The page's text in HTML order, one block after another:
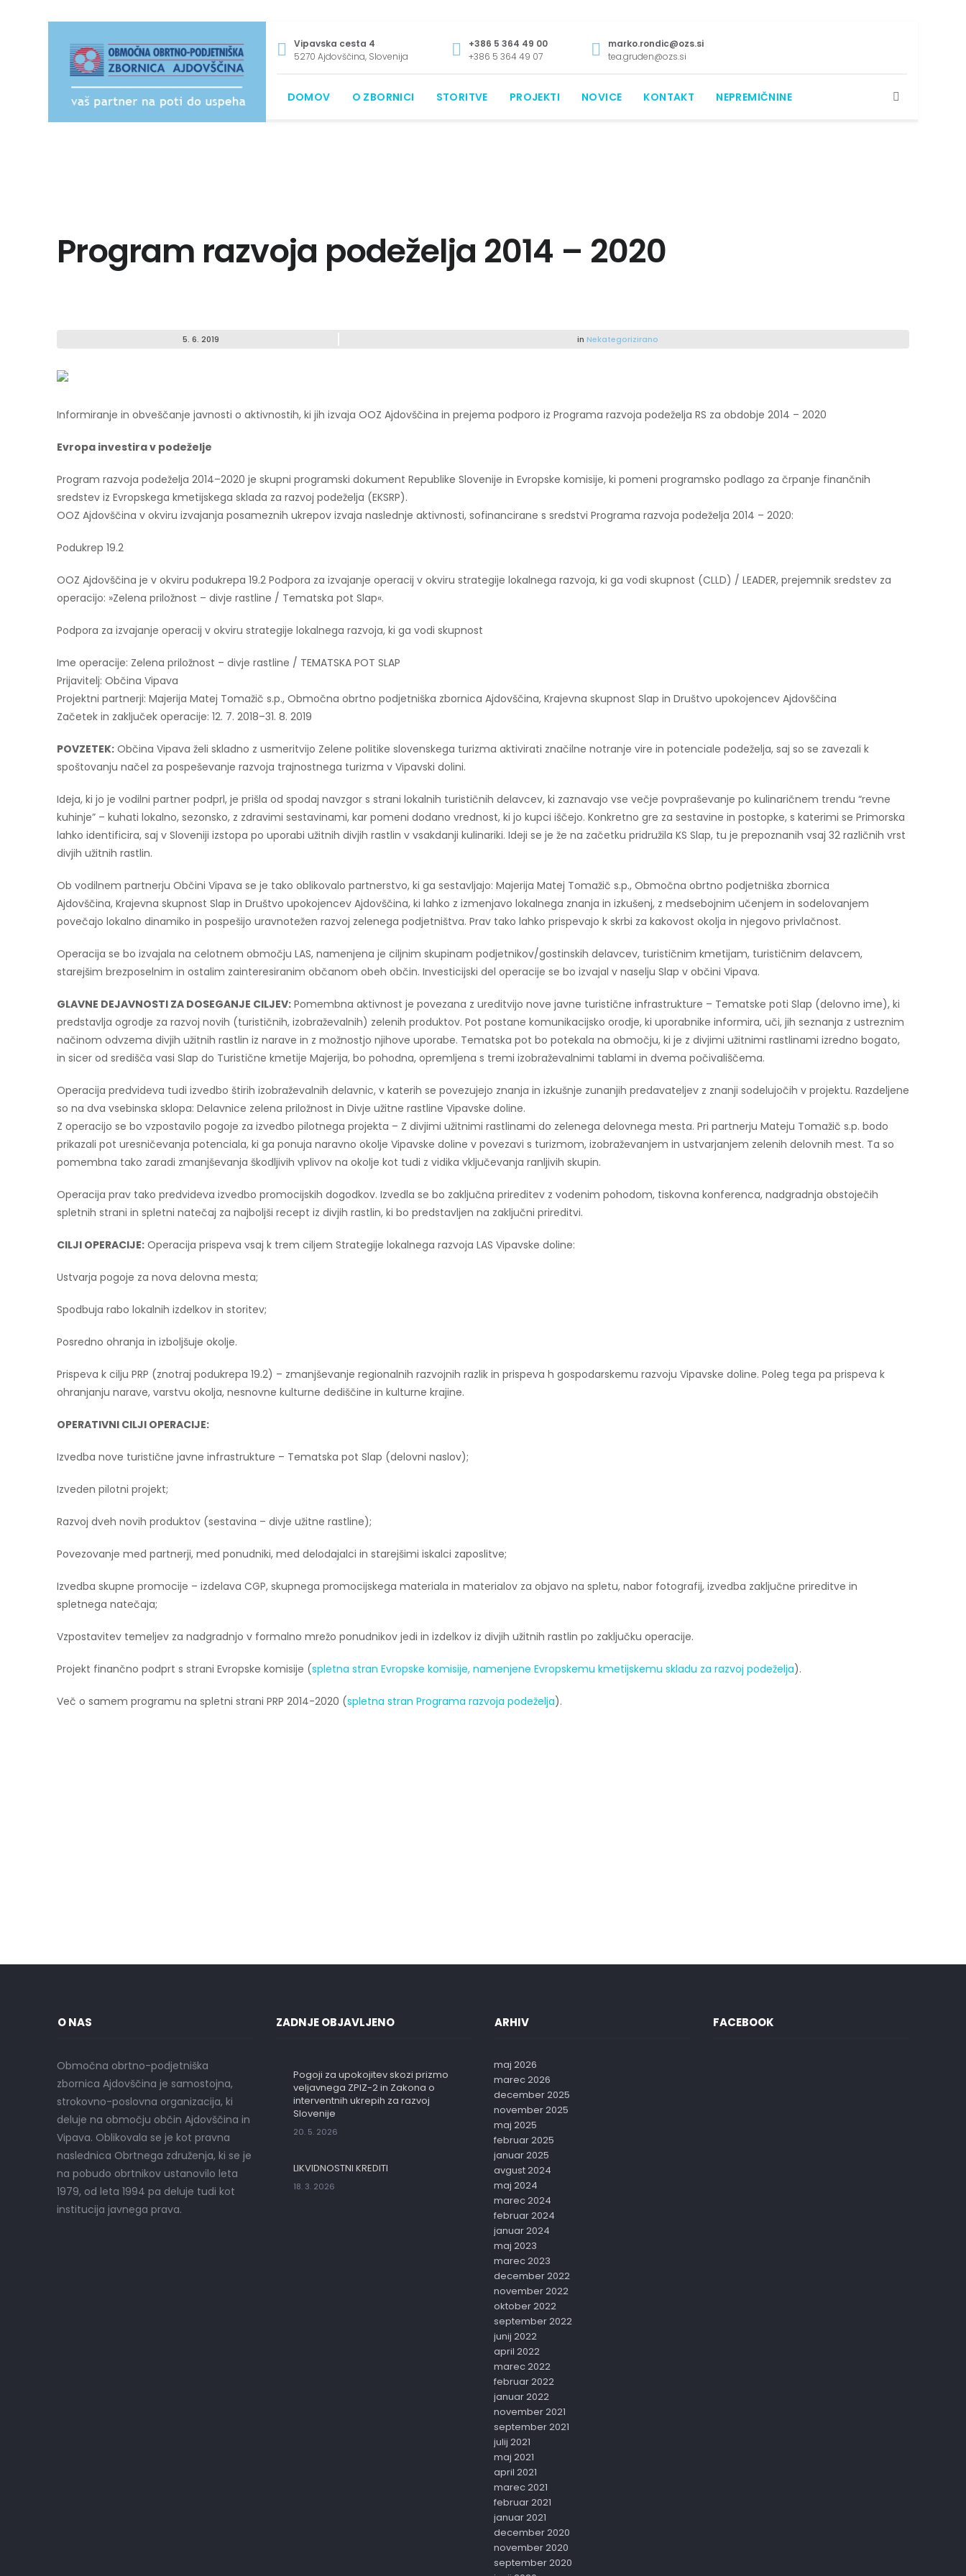
Vipavska cesta 4
5270 Ajdovščina, Slovenija
+386 5 364 49 00
+386 5 364 49 07
marko.rondic@ozs.si
tea.gruden@ozs.si
DOMOV O ZBORNICI STORITVE PROJEKTI NOVICE KONTAKT NEPREMIČNINE
Program razvoja podeželja 2014 – 2020
5. 6. 2019 in Nekategorizirano
Informiranje in obveščanje javnosti o aktivnostih, ki jih izvaja OOZ Ajdovščina in prejema podporo iz Programa razvoja podeželja RS za obdobje 2014 – 2020
Evropa investira v podeželje
Program razvoja podeželja 2014–2020 je skupni programski dokument Republike Slovenije in Evropske komisije, ki pomeni programsko podlago za črpanje finančnih
sredstev iz Evropskega kmetijskega sklada za razvoj podeželja (EKSRP).
OOZ Ajdovščina v okviru izvajanja posameznih ukrepov izvaja naslednje aktivnosti, sofinancirane s sredstvi Programa razvoja podeželja 2014 – 2020:
Podukrep 19.2
OOZ Ajdovščina je v okviru podukrepa 19.2 Podpora za izvajanje operacij v okviru strategije lokalnega razvoja, ki ga vodi skupnost (CLLD) / LEADER, prejemnik sredstev za
operacijo: »Zelena priložnost – divje rastline / Tematska pot Slap«.
Podpora za izvajanje operacij v okviru strategije lokalnega razvoja, ki ga vodi skupnost
Ime operacije: Zelena priložnost – divje rastline / TEMATSKA POT SLAP
Prijavitelj: Občina Vipava
Projektni partnerji: Majerija Matej Tomažič s.p., Območna obrtno podjetniška zbornica Ajdovščina, Krajevna skupnost Slap in Društvo upokojencev Ajdovščina
Začetek in zaključek operacije: 12. 7. 2018–31. 8. 2019
POVZETEK: Občina Vipava želi skladno z usmeritvijo Zelene politike slovenskega turizma aktivirati značilne notranje vire in potenciale podeželja, saj so se zavezali k
spoštovanju načel za pospeševanje razvoja trajnostnega turizma v Vipavski dolini.
Ideja, ki jo je vodilni partner podprl, je prišla od spodaj navzgor s strani lokalnih turističnih delavcev, ki zaznavajo vse večje povpraševanje po kulinaričnem trendu “revne
kuhinje” – kuhati lokalno, sezonsko, z zdravimi sestavinami, kar pomeni dodano vrednost, ki jo kupci iščejo. Konkretno gre za sestavine in postopke, s katerimi se Primorska
lahko identificira, saj v Sloveniji izstopa po uporabi užitnih divjih rastlin v vsakdanji kulinariki. Ideji se je že na začetku pridružila KS Slap, tu je prepoznanih vsaj 32 različnih vrst
divjih užitnih rastlin.
Ob vodilnem partnerju Občini Vipava se je tako oblikovalo partnerstvo, ki ga sestavljajo: Majerija Matej Tomažič s.p., Območna obrtno podjetniška zbornica
Ajdovščina, Krajevna skupnost Slap in Društvo upokojencev Ajdovščina, ki lahko z izmenjavo lokalnega znanja in izkušenj, z medsebojnim učenjem in sodelovanjem
povečajo lokalno dinamiko in pospešijo uravnotežen razvoj zelenega podjetništva. Prav tako lahko prispevajo k skrbi za kakovost okolja in njegovo privlačnost.
Operacija se bo izvajala na celotnem območju LAS, namenjena je ciljnim skupinam podjetnikov/gostinskih delavcev, turističnim kmetijam, turističnim delavcem,
starejšim brezposelnim in ostalim zainteresiranim občanom obeh občin. Investicijski del operacije se bo izvajal v naselju Slap v občini Vipava.
GLAVNE DEJAVNOSTI ZA DOSEGANJE CILJEV: Pomembna aktivnost je povezana z ureditvijo nove javne turistične infrastrukture – Tematske poti Slap (delovno ime), ki
predstavlja ogrodje za razvoj novih (turističnih, izobraževalnih) zelenih produktov. Pot postane komunikacijsko orodje, ki uporabnike informira, uči, jih seznanja z ustreznim
načinom odvzema divjih užitnih rastlin iz narave in z možnostjo njihove uporabe. Tematska pot bo potekala na območju, ki je z divjimi užitnimi rastlinami izredno bogato,
in sicer od središča vasi Slap do Turistične kmetije Majerija, bo pohodna, opremljena s tremi izobraževalnimi tablami in dvema počivališčema.
Operacija predvideva tudi izvedbo štirih izobraževalnih delavnic, v katerih se povezujejo znanja in izkušnje zunanjih predavateljev z znanji sodelujočih v projektu. Razdeljene
so na dva vsebinska sklopa: Delavnice zelena priložnost in Divje užitne rastline Vipavske doline.
Z operacijo se bo vzpostavilo pogoje za izvedbo pilotnega projekta – Z divjimi užitnimi rastlinami do zelenega delovnega mesta. Pri partnerju Mateju Tomažič s.p. bodo
prikazali pot uresničevanja potenciala, ki ga ponuja naravno okolje Vipavske doline v povezavi s turizmom, izobraževanjem in ustvarjanjem zelenih delovnih mest. Ta so
pomembna tako zaradi zmanjševanja škodljivih vplivov na okolje kot tudi z vidika vključevanja ranljivih skupin.
Operacija prav tako predvideva izvedbo promocijskih dogodkov. Izvedla se bo zaključna prireditev z vodenim pohodom, tiskovna konferenca, nadgradnja obstoječih
spletnih strani in spletni natečaj za najboljši recept iz divjih rastlin, ki bo predstavljen na zaključni prireditvi.
CILJI OPERACIJE: Operacija prispeva vsaj k trem ciljem Strategije lokalnega razvoja LAS Vipavske doline:
Ustvarja pogoje za nova delovna mesta;
Spodbuja rabo lokalnih izdelkov in storitev;
Posredno ohranja in izboljšuje okolje.
Prispeva k cilju PRP (znotraj podukrepa 19.2) – zmanjševanje regionalnih razvojnih razlik in prispeva h gospodarskemu razvoju Vipavske doline. Poleg tega pa prispeva k
ohranjanju narave, varstvu okolja, nesnovne kulturne dediščine in kulturne krajine.
OPERATIVNI CILJI OPERACIJE:
Izvedba nove turistične javne infrastrukture – Tematska pot Slap (delovni naslov);
Izveden pilotni projekt;
Razvoj dveh novih produktov (sestavina – divje užitne rastline);
Povezovanje med partnerji, med ponudniki, med delodajalci in starejšimi iskalci zaposlitve;
Izvedba skupne promocije – izdelava CGP, skupnega promocijskega materiala in materialov za objavo na spletu, nabor fotografij, izvedba zaključne prireditve in
spletnega natečaja;
Vzpostavitev temeljev za nadgradnjo v formalno mrežo ponudnikov jedi in izdelkov iz divjih užitnih rastlin po zaključku operacije.
Projekt finančno podprt s strani Evropske komisije (spletna stran Evropske komisije, namenjene Evropskemu kmetijskemu skladu za razvoj podeželja).
Več o samem programu na spletni strani PRP 2014-2020 (spletna stran Programa razvoja podeželja).
O NAS
Območna obrtno-podjetniška
zbornica Ajdovščina je samostojna,
strokovno-poslovna organizacija, ki
deluje na območju občin Ajdovščina in
Vipava. Oblikovala se je kot pravna
naslednica Obrtnega združenja, ki se je
na pobudo obrtnikov ustanovilo leta
1979, od leta 1994 pa deluje tudi kot
institucija javnega prava.
ZADNJE OBJAVLJENO
Pogoji za upokojitev skozi prizmo
veljavnega ZPIZ-2 in Zakona o
interventnih ukrepih za razvoj
Slovenije
20. 5. 2026
LIKVIDNOSTNI KREDITI
18. 3. 2026
ARHIV
maj 2026
marec 2026
december 2025
november 2025
maj 2025
februar 2025
januar 2025
avgust 2024
maj 2024
marec 2024
februar 2024
januar 2024
maj 2023
marec 2023
december 2022
november 2022
oktober 2022
september 2022
junij 2022
april 2022
marec 2022
februar 2022
januar 2022
november 2021
september 2021
julij 2021
maj 2021
april 2021
marec 2021
februar 2021
januar 2021
december 2020
november 2020
september 2020
FACEBOOK